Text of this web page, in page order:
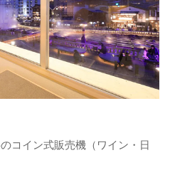
コイン式販売機（ワイン・日